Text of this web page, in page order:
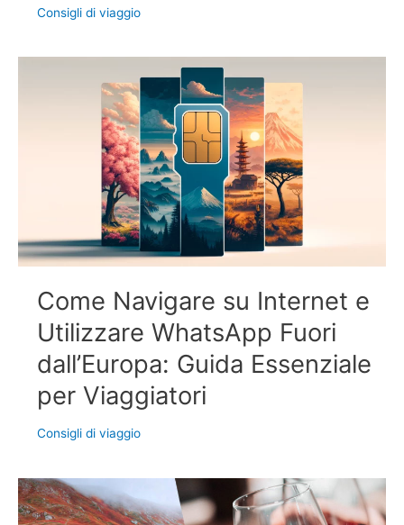
Consigli di viaggio
Come Navigare su Internet e
Utilizzare WhatsApp Fuori
dall’Europa: Guida Essenziale
per Viaggiatori
Consigli di viaggio